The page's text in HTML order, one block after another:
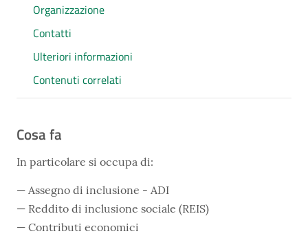
Organizzazione
Contatti
Ulteriori informazioni
Contenuti correlati
Cosa fa
In particolare si occupa di:
Assegno di inclusione - ADI
Reddito di inclusione sociale (REIS)
Contributi economici